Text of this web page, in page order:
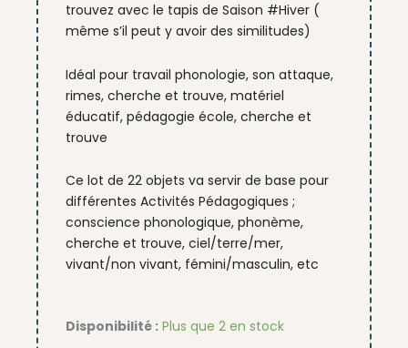
trouvez avec le tapis de Saison #Hiver (
même s’il peut y avoir des similitudes)
Idéal pour travail phonologie, son attaque,
rimes, cherche et trouve, matériel
éducatif, pédagogie école, cherche et
trouve
Ce lot de 22 objets va servir de base pour
différentes Activités Pédagogiques ;
conscience phonologique, phonème,
cherche et trouve, ciel/terre/mer,
vivant/non vivant, fémini/masculin, etc
Disponibilité : Plus que 2 en stock
quantité